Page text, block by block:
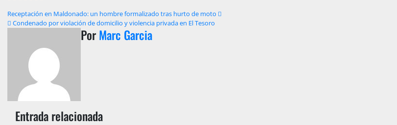
Navegación
entradas
Receptación en Maldonado: un hombre formalizado tras hurto de moto
Condenado por violación de domicilio y violencia privada en El Tesoro
PorMarc Garcia
Entrada relacionada